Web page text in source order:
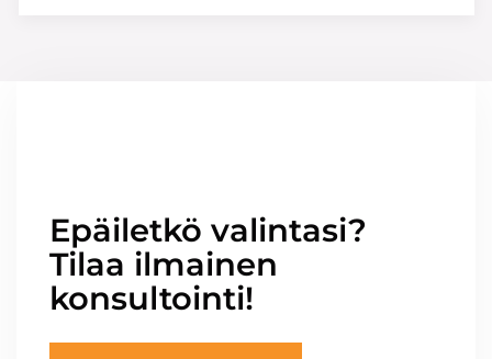
Epäiletkö valintasi?
Tilaa ilmainen
konsultointi!